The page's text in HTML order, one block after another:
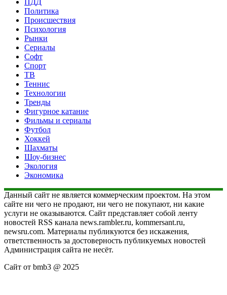
Политика
Происшествия
Психология
Рынки
Сериалы
Софт
Спорт
ТВ
Теннис
Технологии
Тренды
Фигурное катание
Фильмы и сериалы
Футбол
Хоккей
Шахматы
Шоу-бизнес
Экология
Экономика
Данный сайт не является коммерческим проектом. На этом
сайте ни чего не продают, ни чего не покупают, ни какие
услуги не оказываются. Сайт представляет собой ленту
новостей RSS канала news.rambler.ru, kommersant.ru,
newsru.com. Материалы публикуются без искажения,
ответственность за достоверность публикуемых новостей
Администрация сайта не несёт.
Сайт от bmb3 @ 2025